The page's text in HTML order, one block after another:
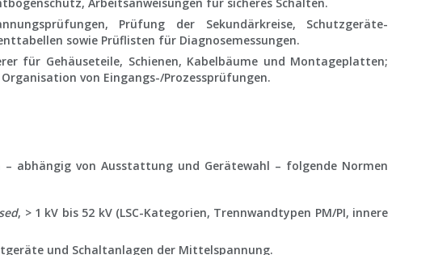
Prüfung der Sekundärkreise, Schutzgeräte-
sowie Prüflisten für Diagnosemessungen.
für Gehäuseteile, Schienen, Kabelbäume und Montageplatten;
von Eingangs-/Prozessprüfungen.
– abhängig von Ausstattung und Gerätewahl – folgende Normen
, > 1 kV bis 52 kV (LSC-Kategorien, Trennwandtypen PM/PI, innere
und Schaltanlagen der Mittelspannung.